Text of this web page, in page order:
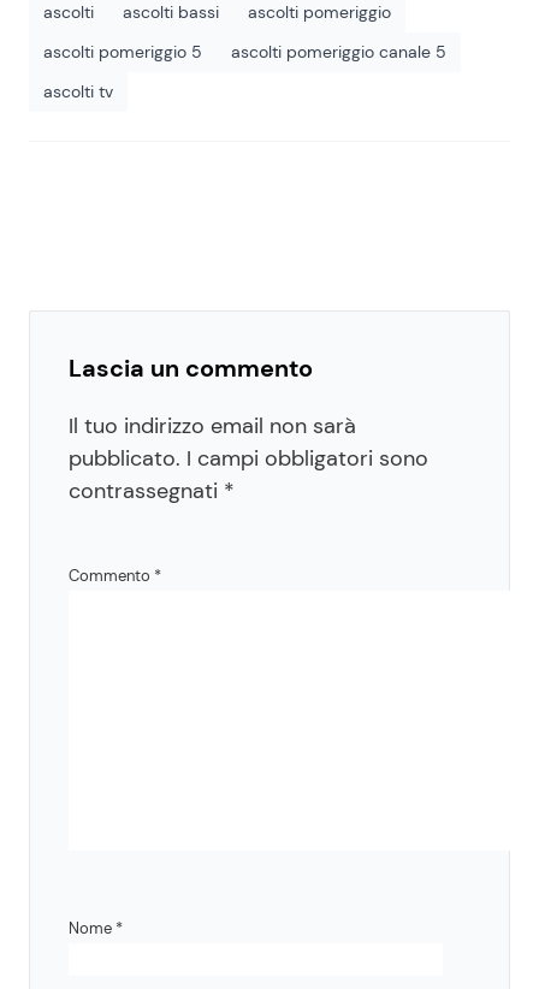
ascolti ascolti bassi
ascolti pomeriggio
ascolti pomeriggio 5
ascolti pomeriggio canale 5
ascolti tv
Lascia un commento
Il tuo indirizzo email non sarà
pubblicato. I campi obbligatori sono
contrassegnati *
Commento *
Nome *